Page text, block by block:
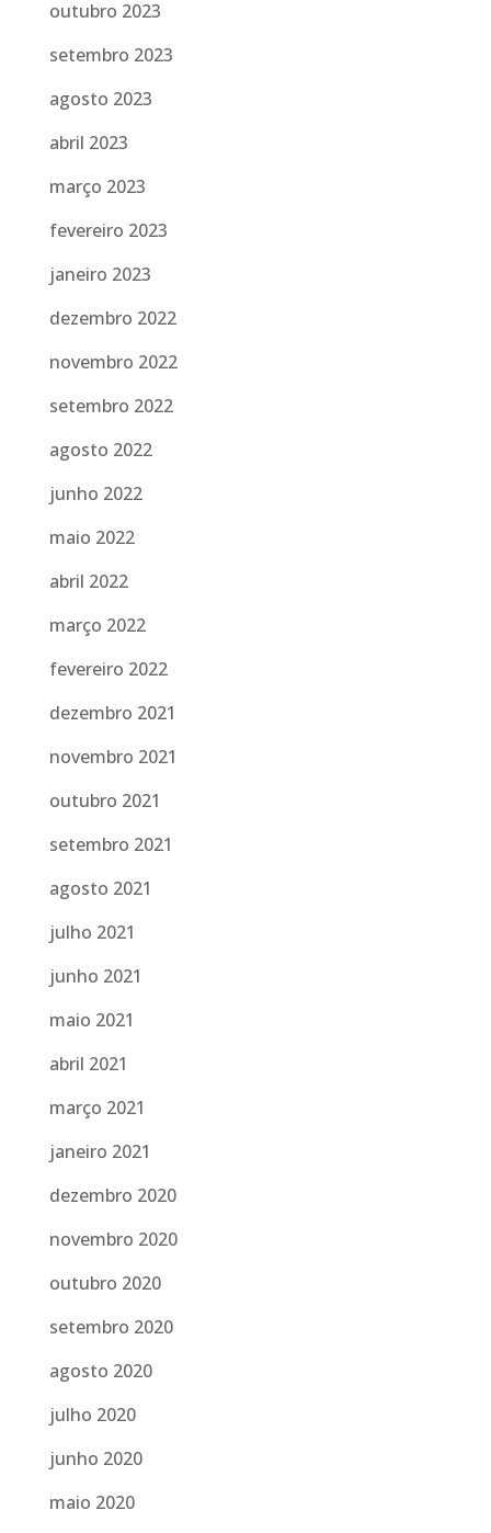
outubro 2023
setembro 2023
agosto 2023
abril 2023
março 2023
fevereiro 2023
janeiro 2023
dezembro 2022
novembro 2022
setembro 2022
agosto 2022
junho 2022
maio 2022
abril 2022
março 2022
fevereiro 2022
dezembro 2021
novembro 2021
outubro 2021
setembro 2021
agosto 2021
julho 2021
junho 2021
maio 2021
abril 2021
março 2021
janeiro 2021
dezembro 2020
novembro 2020
outubro 2020
setembro 2020
agosto 2020
julho 2020
junho 2020
maio 2020